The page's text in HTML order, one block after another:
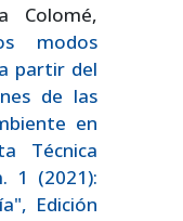
Colomé,
modos
partir del
de las
en
Técnica
1 (2021):
Edición